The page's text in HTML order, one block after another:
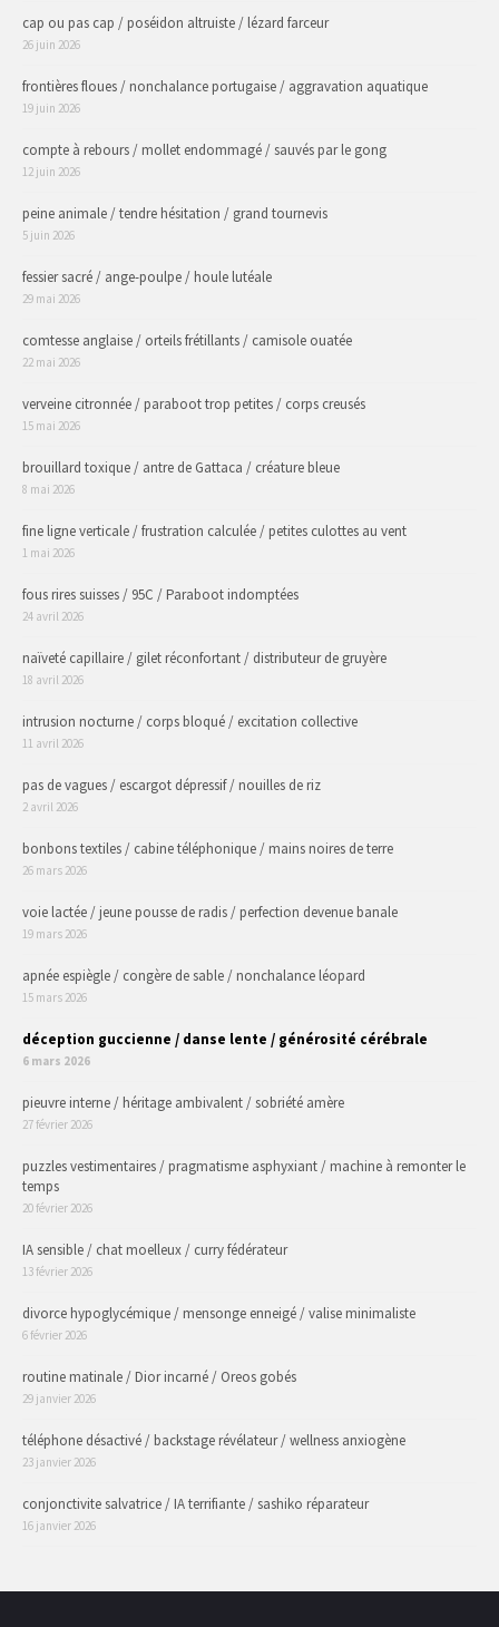
cap ou pas cap / poséidon altruiste / lézard farceur
26 juin 2026
frontières floues / nonchalance portugaise / aggravation aquatique
19 juin 2026
compte à rebours / mollet endommagé / sauvés par le gong
12 juin 2026
peine animale / tendre hésitation / grand tournevis
5 juin 2026
fessier sacré / ange-poulpe / houle lutéale
29 mai 2026
comtesse anglaise / orteils frétillants / camisole ouatée
22 mai 2026
verveine citronnée / paraboot trop petites / corps creusés
15 mai 2026
brouillard toxique / antre de Gattaca / créature bleue
8 mai 2026
fine ligne verticale / frustration calculée / petites culottes au vent
1 mai 2026
fous rires suisses / 95C / Paraboot indomptées
24 avril 2026
naïveté capillaire / gilet réconfortant / distributeur de gruyère
18 avril 2026
intrusion nocturne / corps bloqué / excitation collective
11 avril 2026
pas de vagues / escargot dépressif / nouilles de riz
2 avril 2026
bonbons textiles / cabine téléphonique / mains noires de terre
26 mars 2026
voie lactée / jeune pousse de radis / perfection devenue banale
19 mars 2026
apnée espiègle / congère de sable / nonchalance léopard
15 mars 2026
déception guccienne / danse lente / générosité cérébrale
6 mars 2026
pieuvre interne / héritage ambivalent / sobriété amère
27 février 2026
puzzles vestimentaires / pragmatisme asphyxiant / machine à remonter le
temps
20 février 2026
IA sensible / chat moelleux / curry fédérateur
13 février 2026
divorce hypoglycémique / mensonge enneigé / valise minimaliste
6 février 2026
routine matinale / Dior incarné / Oreos gobés
29 janvier 2026
téléphone désactivé / backstage révélateur / wellness anxiogène
23 janvier 2026
conjonctivite salvatrice / IA terrifiante / sashiko réparateur
16 janvier 2026